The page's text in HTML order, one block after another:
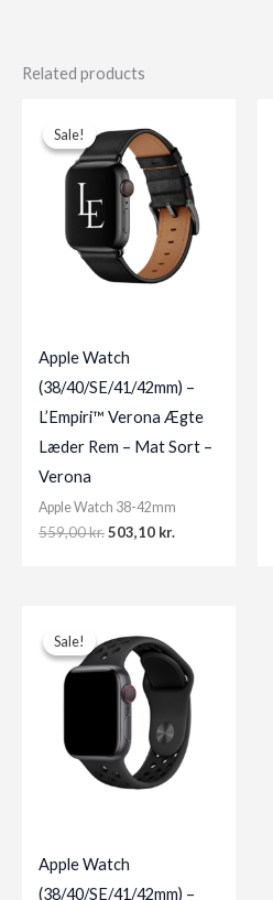
Related products
Sale!
Sale!
Apple Watch
(38/40/SE/41/42mm) –
L’Empiri™ Verona Ægte
Læder Rem – Mat Sort –
Verona
Apple Watch 38-42mm
559,00kr. Original
503,10 kr.
Sale!
Sale!
Apple Watch
(38/40/SE/41/42mm) –